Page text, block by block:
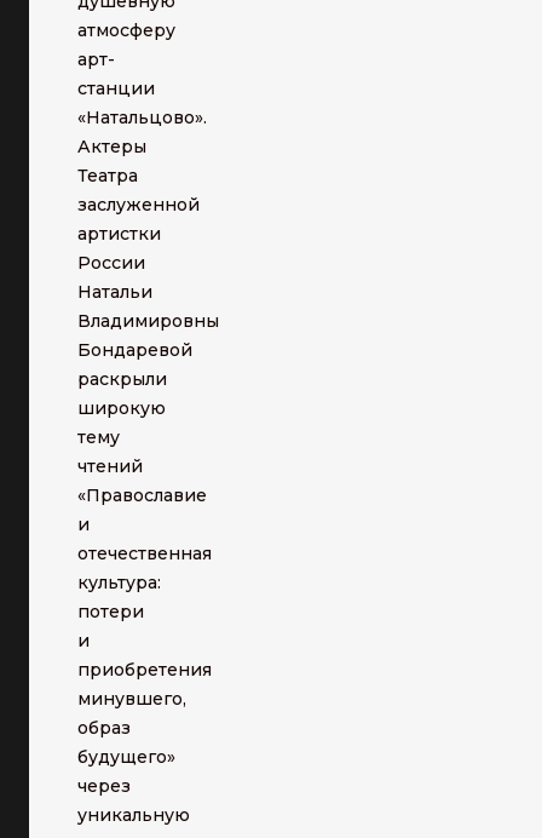
атмосферу
арт-
станции
«Натальцово».
Актеры
Театра
заслуженной
артистки
России
Натальи
Владимировны
Бондаревой
раскрыли
широкую
тему
чтений
«Православие
и
отечественная
культура:
потери
и
приобретения
минувшего,
образ
будущего»
через
уникальную